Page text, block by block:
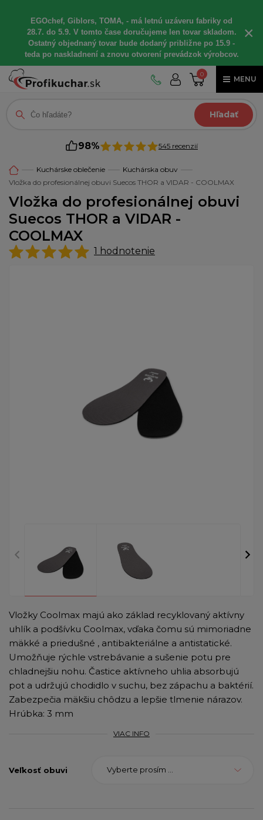
EGOchef, Giblors, TOMA, - má letnú uzáveru fabriky od
28.7. do 5.9. V tomto čase doručujeme len tovar skladom.
Ostatný objednaný tovar bude dodaný približne po 15.9 -
teda po naskladnení a znovu otvorení prevádzok výrobcov.
×
0
MENU
Hľadať
98% 545 recenzií
Kuchárske oblečenie
Kuchárska obuv
Vložka do profesionálnej obuvi Suecos THOR a VIDAR - COOLMAX
Vložka do profesionálnej obuvi
Suecos THOR a VIDAR -
COOLMAX
1 hodnotenie
Vložky Coolmax majú ako základ recyklovaný aktívny
uhlík a podšívku Coolmax, vďaka čomu sú mimoriadne
mäkké a priedušné , antibakteriálne a antistatické.
Umožňuje rýchle vstrebávanie a sušenie potu pre
chladnejšiu nohu. Častice aktívneho uhlia absorbujú
pot a udržujú chodidlo v suchu, bez zápachu a baktérií.
Zabezpečia mäkšiu chôdzu a lepšie tlmenie nárazov.
Hrúbka: 3 mm
VIAC INFO
Veľkosť obuvi Vyberte prosím ...